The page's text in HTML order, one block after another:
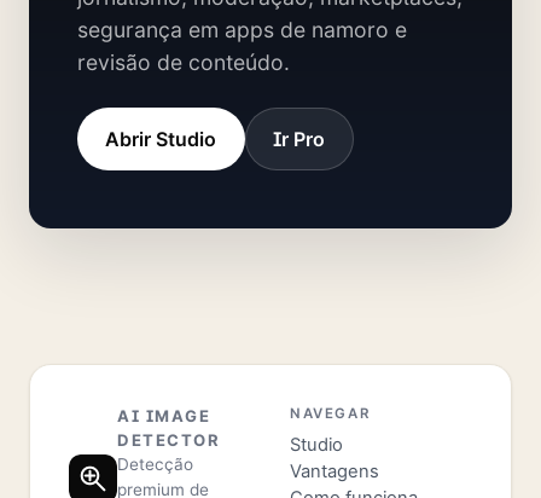
segurança em apps de namoro e
revisão de conteúdo.
Abrir Studio Ir Pro
AI IMAGE
DETECTOR
Detecção
premium de
NAVEGAR
Studio
Vantagens